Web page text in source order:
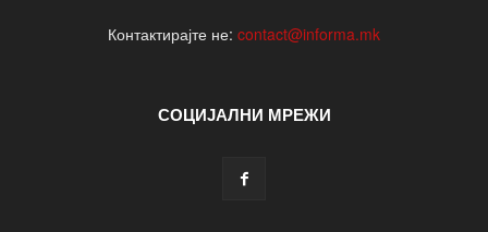
Контактирајте не: contact@informa.mk
СОЦИЈАЛНИ МРЕЖИ